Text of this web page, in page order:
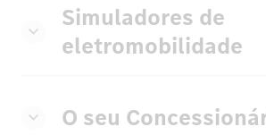
Simuladores de
eletromobilidade
O seu